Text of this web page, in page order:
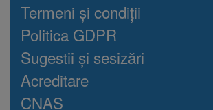
Termeni și condiții
Politica GDPR
Sugestii și sesizări
Acreditare
CNAS